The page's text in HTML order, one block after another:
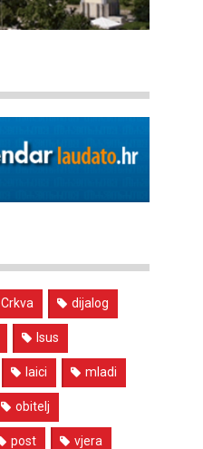
Crkva dijalog
Isus
laici mladi
obitelj
post vjera